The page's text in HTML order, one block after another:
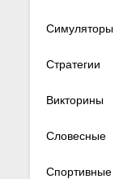
Симуляторы
Стратегии
Викторины
Словесные
Спортивные